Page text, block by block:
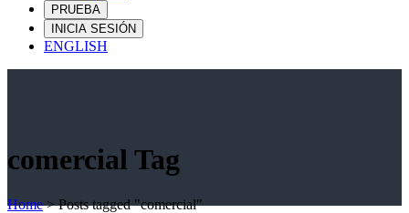
PRUEBA
INICIA SESIÓN
ENGLISH
comercial Tag
Home>Posts tagged "comercial"